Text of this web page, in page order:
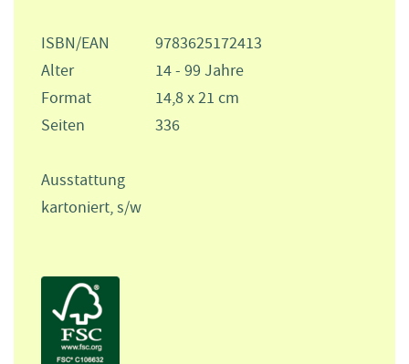
ISBN/EAN
9783625172413
Alter
14 - 99 Jahre
Format
14,8 x 21 cm
Seiten
336
Ausstattung
kartoniert, s/w